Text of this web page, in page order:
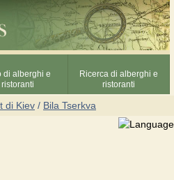
di alberghi e
ristoranti
Ricerca di alberghi e
ristoranti
di Kiev / Bila Tserkva